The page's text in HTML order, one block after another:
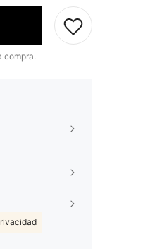
compra.